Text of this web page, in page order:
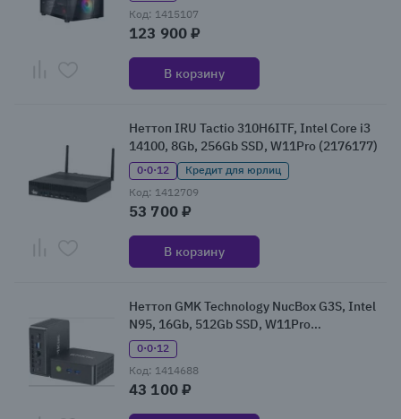
Код: 1415107
123 900 ₽
В корзину
Неттоп IRU Tactio 310H6ITF, Intel Core i3
14100, 8Gb, 256Gb SSD, W11Pro (2176177)
0·0·12
Кредит для юрлиц
Код: 1412709
53 700 ₽
В корзину
Неттоп GMK Technology NucBox G3S, Intel
N95, 16Gb, 512Gb SSD, W11Pro
(G3S/N95/16+512GB)
0·0·12
Код: 1414688
43 100 ₽